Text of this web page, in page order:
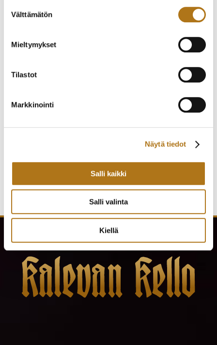
valinta
Välttämätön
Mieltymykset
Tilastot
Markkinointi
Näytä tiedot
Salli kaikki
Salli valinta
Kiellä
MATIC
MONTEREY
730,00€